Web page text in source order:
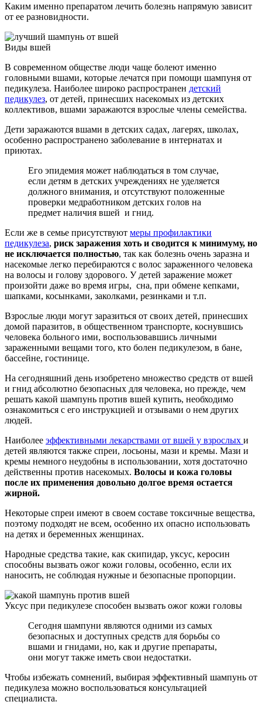
Каким именно препаратом лечить болезнь напрямую зависит
от ее разновидности.
Виды вшей
В современном обществе люди чаще болеют именно
головными вшами, которые лечатся при помощи шампуня от
педикулеза. Наиболее широко распространен детский
педикулез, от детей, принесших насекомых из детских
коллективов, вшами заражаются взрослые члены семейства.
Дети заражаются вшами в детских садах, лагерях, школах,
особенно распространено заболевание в интернатах и
приютах.
Его эпидемия может наблюдаться в том случае,
если детям в детских учреждениях не уделяется
должного внимания, и отсутствуют положенные
проверки медработником детских голов на
предмет наличия вшей и гнид.
Если же в семье присутствуют меры профилактики
педикулеза, риск заражения хоть и сводится к минимуму, но
не исключается полностью, так как болезнь очень заразна и
насекомые легко перебираются с волос зараженного человека
на волосы и голову здорового. У детей заражение может
произойти даже во время игры, сна, при обмене кепками,
шапками, косынками, заколками, резинками и т.п.
Взрослые люди могут заразиться от своих детей, принесших
домой паразитов, в общественном транспорте, коснувшись
человека больного ими, воспользовавшись личными
зараженными вещами того, кто болен педикулезом, в бане,
бассейне, гостинице.
На сегодняшний день изобретено множество средств от вшей
и гнид абсолютно безопасных для человека, но прежде, чем
решать какой шампунь против вшей купить, необходимо
ознакомиться с его инструкцией и отзывами о нем других
людей.
Наиболее эффективными лекарствами от вшей у взрослых и
детей являются также спреи, лосьоны, мази и кремы. Мази и
кремы немного неудобны в использовании, хотя достаточно
действенны против насекомых. Волосы и кожа головы
после их применения довольно долгое время остается
жирной.
Некоторые спреи имеют в своем составе токсичные вещества,
поэтому подходят не всем, особенно их опасно использовать
на детях и беременных женщинах.
Народные средства такие, как скипидар, уксус, керосин
способны вызвать ожог кожи головы, особенно, если их
наносить, не соблюдая нужные и безопасные пропорции.
Уксус при педикулезе способен вызвать ожог кожи головы
Сегодня шампуни являются одними из самых
безопасных и доступных средств для борьбы со
вшами и гнидами, но, как и другие препараты,
они могут также иметь свои недостатки.
Чтобы избежать сомнений, выбирая эффективный шампунь от
педикулеза можно воспользоваться консультацией
специалиста.